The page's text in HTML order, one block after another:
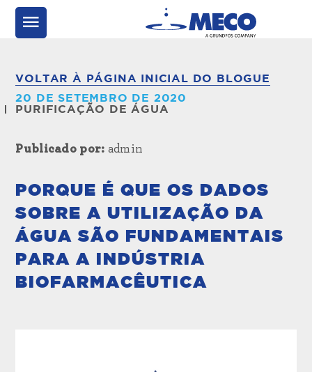
VOLTAR À PÁGINA INICIAL DO BLOGUE
20 DE SETEMBRO DE 2020
PURIFICAÇÃO DE ÁGUA
Publicado por: admin
PORQUE É QUE OS DADOS
SOBRE A UTILIZAÇÃO DA
ÁGUA SÃO FUNDAMENTAIS
PARA A INDÚSTRIA
BIOFARMACÊUTICA